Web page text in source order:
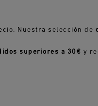
Nuestra selección de
superiores a 30€ y